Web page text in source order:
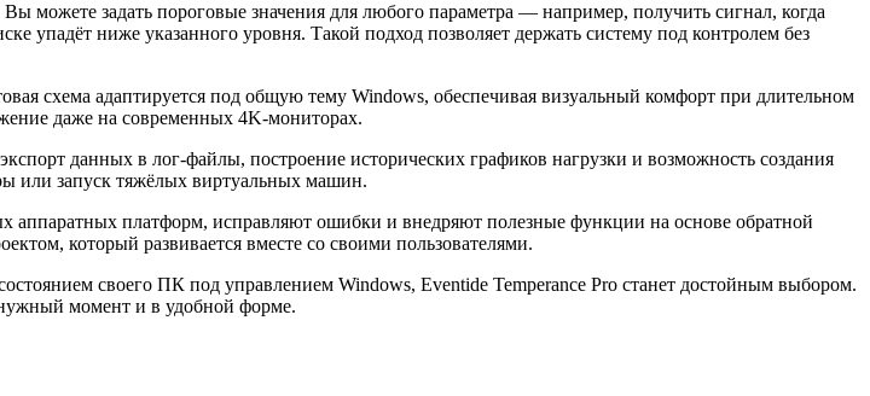
можете задать пороговые значения для любого параметра — например, получить сигнал, когда
упадёт ниже указанного уровня. Такой подход позволяет держать систему под контролем без
схема адаптируется под общую тему Windows, обеспечивая визуальный комфорт при длительном
даже на современных 4K-мониторах.
данных в лог-файлы, построение исторических графиков нагрузки и возможность создания
или запуск тяжёлых виртуальных машин.
аппаратных платформ, исправляют ошибки и внедряют полезные функции на основе обратной
который развивается вместе со своими пользователями.
своего ПК под управлением Windows, Eventide Temperance Pro станет достойным выбором.
момент и в удобной форме.